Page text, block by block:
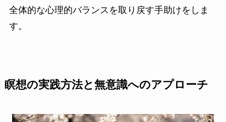
全体的な心理的バランスを取り戻す手助けをしま
す。
瞑想の実践方法と無意識へのアプローチ